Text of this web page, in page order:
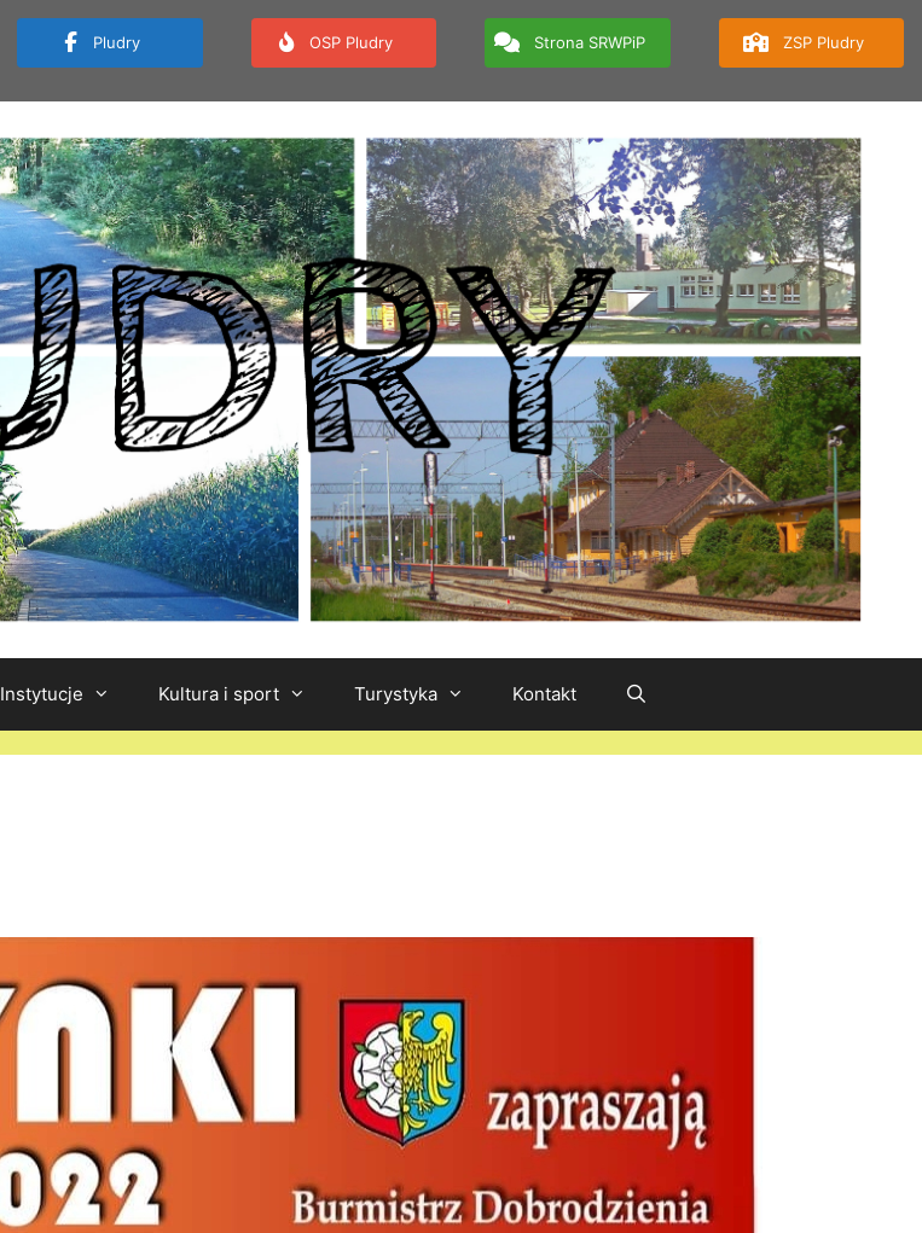
Pludry OSP Pludry Strona SRWPiP ZSP Pludry
Instytucje Kultura i sport Turystyka Kontakt